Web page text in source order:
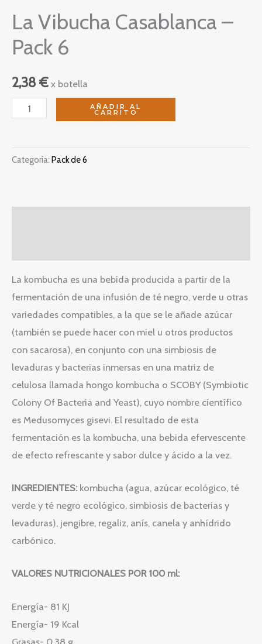
La Vibucha Casablanca –
Pack 6
2,38 € x botella
-
AÑADIR AL
CARRITO
Categoría: Pack de 6
La kombucha es una bebida producida a partir de la
fermentación de una infusión de té negro, verde u otras
variedades compatibles, a la que se le añade azúcar
(también se puede hacer con miel u otros productos
con sacarosa), en conjunto con una simbiosis de
levaduras y bacterias inmersas en una matriz de
celulosa llamada hongo kombucha o SCOBY (Symbiotic
Colony Of Bacteria and Yeast), cuyo nombre científico
es Medusomyces gisevi. El resultado de esta
fermentación es la kombucha, una bebida efervescente
de efecto refrescante y sabor dulce y ácido a la vez.
INGREDIENTES: kombucha (agua, azúcar ecológico, té
verde y té negro ecológico, simbiosis de bacterias y
levaduras), jengibre, regaliz, anís, canela y anhídrido
carbónico.
VALORES NUTRICIONALES POR 100 ml:
Energía- 81 KJ
Energía- 19 Kcal
Grasas- 0,38 g